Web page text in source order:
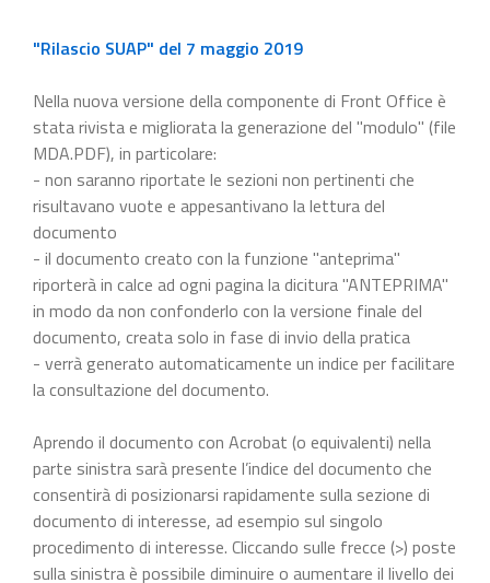
"Rilascio SUAP" del 7 maggio 2019
Nella nuova versione della componente di Front Office è
stata rivista e migliorata la generazione del "modulo" (file
MDA.PDF), in particolare:
- non saranno riportate le sezioni non pertinenti che
risultavano vuote e appesantivano la lettura del
documento
- il documento creato con la funzione "anteprima"
riporterà in calce ad ogni pagina la dicitura "ANTEPRIMA"
in modo da non confonderlo con la versione finale del
documento, creata solo in fase di invio della pratica
- verrà generato automaticamente un indice per facilitare
la consultazione del documento.
Aprendo il documento con Acrobat (o equivalenti) nella
parte sinistra sarà presente l’indice del documento che
consentirà di posizionarsi rapidamente sulla sezione di
documento di interesse, ad esempio sul singolo
procedimento di interesse. Cliccando sulle frecce (>) poste
sulla sinistra è possibile diminuire o aumentare il livello dei